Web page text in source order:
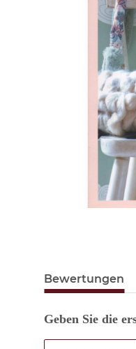
Bewertungen
Geben Sie die